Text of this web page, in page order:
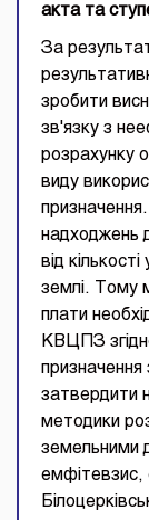
акта та
За
зробити
зв'язку з
розрахунку
виду
надходжень
від
землі. Тому
плати
КВЦПЗ
затвердити
методики
земельними
емфітевзис,